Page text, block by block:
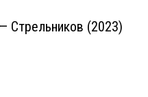
Стрельников (2023)